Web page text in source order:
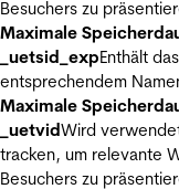
Besuchers zu
Maximale
_uetsid_expEnthält
entsprechendem
Maximale
_uetvidWird
tracken, um relevante
Besuchers zu